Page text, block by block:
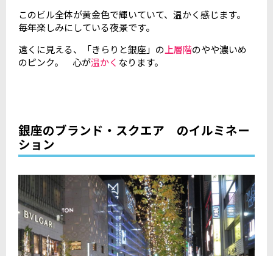
このビル全体が黄金色で輝いていて、温かく感じます。
毎年楽しみにしている夜景です。
遠くに見える、「きらりと銀座」の 上層階のやや濃いめ
のピンク。 心が温かく なります。
銀座のブランド・スクエア のイルミネー
ション